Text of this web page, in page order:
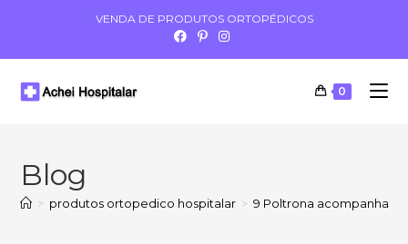
VENDA DE PRODUTOS ORTOPÉDICOS
0
Blog
> produtos ortopedico hospitalar > 9 Poltrona